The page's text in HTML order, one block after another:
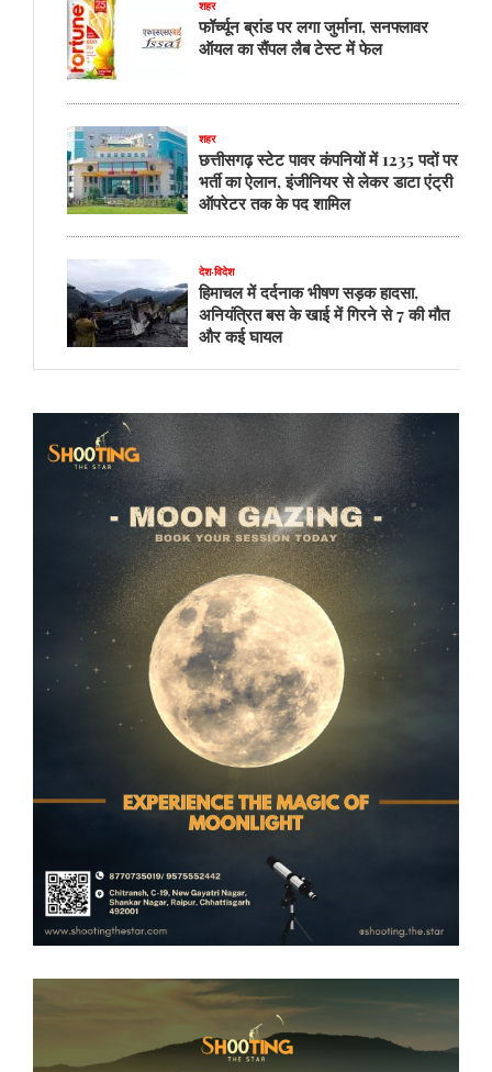
शहर
फॉर्च्यून ब्रांड पर लगा जुर्माना, सनफ्लावर
ऑयल का सैंपल लैब टेस्ट में फेल
शहर
छत्तीसगढ़ स्टेट पावर कंपनियों में 1235 पदों पर
भर्ती का ऐलान, इंजीनियर से लेकर डाटा एंट्री
ऑपरेटर तक के पद शामिल
देश-विदेश
हिमाचल में दर्दनाक भीषण सड़क हादसा,
अनियंत्रित बस के खाई में गिरने से 7 की मौत
और कई घायल